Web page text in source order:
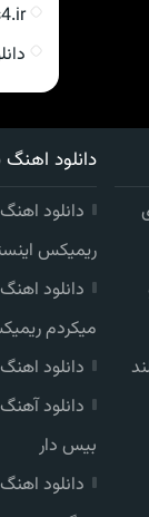
دانلود اهنگ
دانلود
ریمیکس
دانلود
میکردم
دانلود
دانلود
بیس دار
دانلود